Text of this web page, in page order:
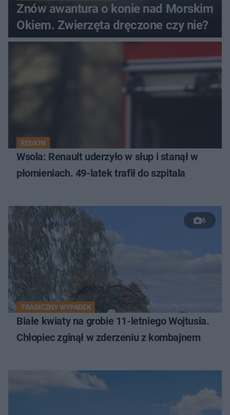
Znów awantura o konie nad Morskim
Okiem. Zwierzęta dręczone czy nie?
REGION
Wsola: Renault uderzyło w słup i stanął w
płomieniach. 49-latek trafił do szpitala
6
TRAGICZNY WYPADEK
Białe kwiaty na grobie 11-letniego Wojtusia.
Chłopiec zginął w zderzeniu z kombajnem